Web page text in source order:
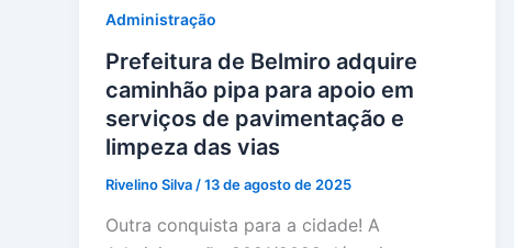
Administração
Prefeitura de Belmiro adquire
caminhão pipa para apoio em
serviços de pavimentação e
limpeza das vias
Rivelino Silva /13 de agosto de 2025
Outra conquista para a cidade! A